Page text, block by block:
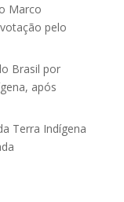
Marco
pelo
Brasil por
após
Terra Indígena